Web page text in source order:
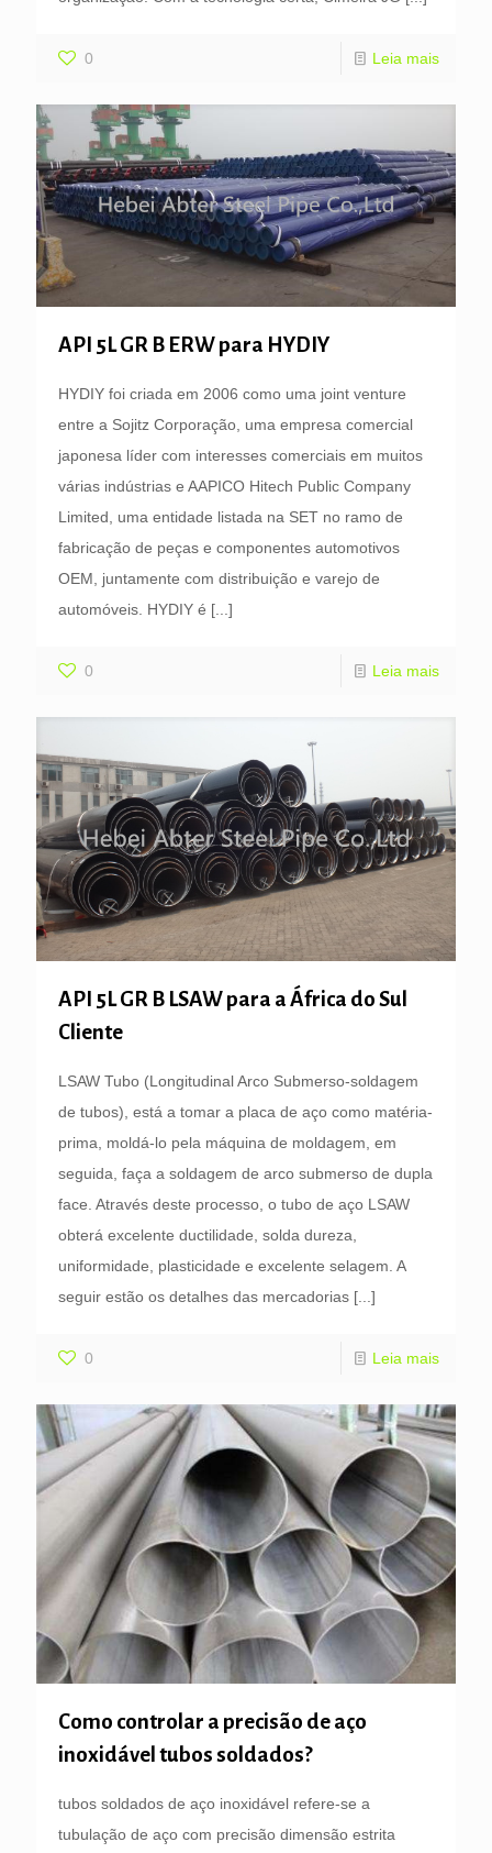
0 Leia mais
API 5L GR B ERW para HYDIY
HYDIY foi criada em 2006 como uma joint venture
entre a Sojitz Corporação, uma empresa comercial
japonesa líder com interesses comerciais em muitos
várias indústrias e AAPICO Hitech Public Company
Limited, uma entidade listada na SET no ramo de
fabricação de peças e componentes automotivos
OEM, juntamente com distribuição e varejo de
automóveis. HYDIY é [...]
0 Leia mais
API 5L GR B LSAW para a África do Sul
Cliente
LSAW Tubo (Longitudinal Arco Submerso-soldagem
de tubos), está a tomar a placa de aço como matéria-
prima, moldá-lo pela máquina de moldagem, em
seguida, faça a soldagem de arco submerso de dupla
face. Através deste processo, o tubo de aço LSAW
obterá excelente ductilidade, solda dureza,
uniformidade, plasticidade e excelente selagem. A
seguir estão os detalhes das mercadorias [...]
0 Leia mais
Como controlar a precisão de aço
inoxidável tubos soldados?
tubos soldados de aço inoxidável refere-se a
tubulação de aço com precisão dimensão estrita